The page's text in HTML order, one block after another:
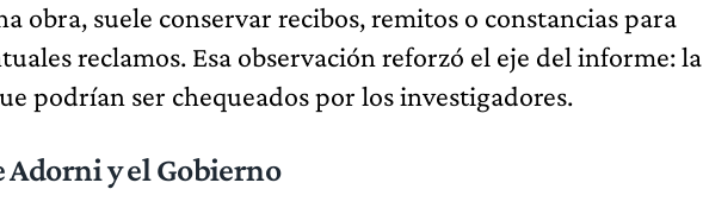
obra, suele conservar recibos, remitos o constancias para
reclamos. Esa observación reforzó el eje del informe: la
podrían ser chequeados por los investigadores.
y el Gobierno